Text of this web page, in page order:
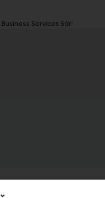
Services Sàrl